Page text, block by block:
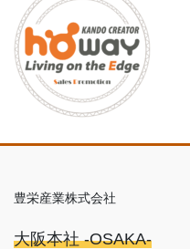
豊栄産業株式会社
大阪本社 -OSAKA-